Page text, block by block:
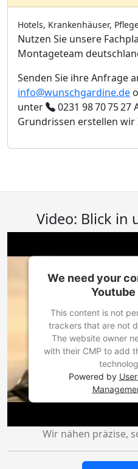
Hotels, Krankenhäuser,
Nutzen Sie unsere
Montageteam
Senden Sie ihre Anfrage
info@wunschgardine.de
unter
0231 98 70 75 27
Grundrissen erstellen
Video: Blick in
We need your
This content is not
trackers that are not
The website owner
with their CMP to add
Powered by
Wir nähen präzise,